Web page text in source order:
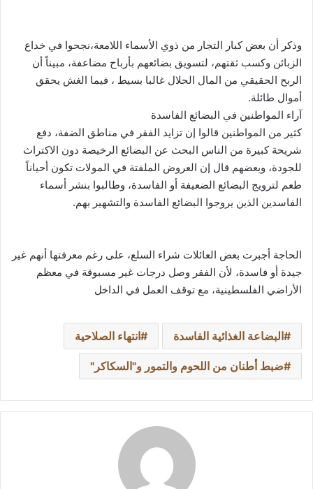
وذكر أن بعض كبار التجار من ذوي الأسماء اللامعة،نجحوا في خداع
الزبائن وكسب ثقتهم، لتسويق بضائعهم بأرباح مضاعفة، مبيناً أن
الربح الحقيقي من المال الحلال غالبا بسيط ، فيما الغش يحقق
أموال طائلة.
آراء المواطنين في البضائع الفاسدة
كثير من المواطنين قالوا إن تزايد الفقر في مناطق الضفة، دفع
شريحة كبيرة من الناس البحث عن البضائع الرخيصة دون الاكتراث
للجودة، وبعضهم قال إن العروض الملفتة في المولات تكون أحياناً
طعم لترويج البضائع الضعيفة أو الفاسدة، وطالبوا بنشر أسماء
الفاسدين الذين يروجوا البضائع الفاسدة والتشهير بهم.
الحاجة أجبرت بعض العائلات شراء السلع، على رغم معرفتها أنهم غير
جيدة أو فاسدة، لأن الفقر وصل درجات غير مسبوقة في معظم
الأراضي الفلسطينية، مع توقف العمل في الداخل
البضاعة الغذائية الفاسدة انتهاء الصلاحية
ضبط أطنان من اللحوم والتمور و"السكاكر"